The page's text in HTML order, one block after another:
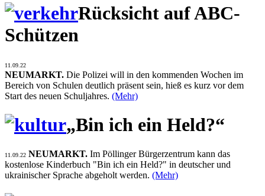
Rücksicht auf ABC-
Schützen
11.09.22
NEUMARKT. Die Polizei will in den kommenden Wochen im
Bereich von Schulen deutlich präsent sein, hieß es kurz vor dem
Start des neuen Schuljahres. (Mehr)
„Bin ich ein Held?“
11.09.22 NEUMARKT. Im Pöllinger Bürgerzentrum kann das
kostenlose Kinderbuch "Bin ich ein Held?" in deutscher und
ukrainischer Sprache abgeholt werden. (Mehr)